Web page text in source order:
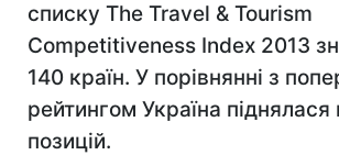
списку The Travel & Tourism
Competitiveness Index 2013
140 країн. У порівнянні з
рейтингом Україна піднялася
позицій.